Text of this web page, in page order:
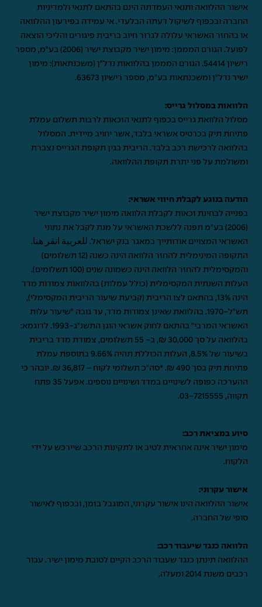
אישור ההלוואה ותנאי העמדתה הינם בהתאם לתנאי ולמדיניות
החברה ובכפוף לשיקול דעתה הבלעדי. אי עמידה בפירעון ההלוואה
או בהחזר האשראי עלולה לגרור חיוב בריבית פיגורים והליכי הוצאה
לפועל. הגורם המממן: מימון ישיר מקבוצת ישיר (2006) בע"מ, מספר
רישיון 54414. הגורם המממן בהלוואות נדל"ן (משכנתאות): מימון
ישיר נדל"ן ומשכנתאות בע"מ, מספר רישיון 63673.
הלוואות במסלול גרייס:
מסלול הלוואת גרייס בכפוף לתנאי הזכאות לרבות תשלום עמלת
פתיחת תיק בכרטיס אשראי בלבד, אשר יחויב מיידית. המסלול
בהלוואה לרכישת רכב בלבד. הריבית בגין תקופת הגרייס נצברת
ומשולמת על פני יתרת תקופת ההלוואה.
הודעה בנוגע לקבלת חיווי אשראי:
בפנייה לבחינת זכאות לקבלת הלוואה מימון ישיר מקבוצת ישיר
(2006) בע"מ תפנה ללשכת האשראי על מנת לקבל את נתוני
האשראי המצויים אודותייך במאגר בנק ישראל. للعربية انقر هنا.
התקופה המינימלית להחזר הלוואה הינה כשנה (12 תשלומים)
והמקסימלית להחזר הלוואה הינה כשמונה שנים (100 תשלומים).
העלות השנתית המקסימלית (כולל עמלות) בהלוואות צמודות מדד
הינה 13%, בהתאם לצו הריבית (קביעת שיעור הריבית המקסימלי),
תש"ל-1970. בהלוואת שאינן צמודות מדד, עד גובה "שיעור עלות
האשראי המרבי" בהתאם לחוק אשראי הוגן התשנ"ג-1993. לדוגמא:
בהלוואה על סך 30,000 ₪, ב- 55 תשלומים, צמודת מדד בריבית
בשיעור של 8.5%, העלות הכוללת תהיה 9.66% בתוספת עמלת
פתיחת תיק בסך 490 ₪. *סה"כ תשלומי לקוח – 36,817 ₪. יובהר כי
ההערכה כפופה לשינויים במדד ושינויים נוספים. אפעל 35 פתח
תקווה, 03-7215555
.
סיוע במציאת רכב:
מימון ישיר אינה אחראית לטיב או לתקינות הרכב שיירכש על ידי
הלקוח.
אישור עקרוני:
אישור ההלוואה הינו אישור עקרוני, המוגבל בזמן, ובכפוף לאישור
סופי של החברה.
הלוואה כנגד שיעבוד רכב:
ההלוואה תינתן כנגד שעבוד הרכב הקיים לטובת מימון ישיר. עבור
רכבים משנת 2014 ומעלה.